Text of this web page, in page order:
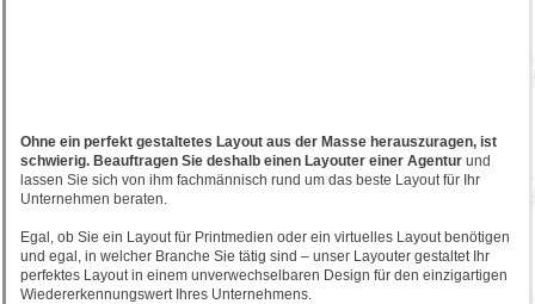
Ohne ein perfekt gestaltetes Layout aus der Masse herauszuragen, ist
schwierig. Beauftragen Sie deshalb einen Layouter einer Agentur und
lassen Sie sich von ihm fachmännisch rund um das beste Layout für Ihr
Unternehmen beraten.
Egal, ob Sie ein Layout für Printmedien oder ein virtuelles Layout benötigen
und egal, in welcher Branche Sie tätig sind – unser Layouter gestaltet Ihr
perfektes Layout in einem unverwechselbaren Design für den einzigartigen
Wiedererkennungswert Ihres Unternehmens.